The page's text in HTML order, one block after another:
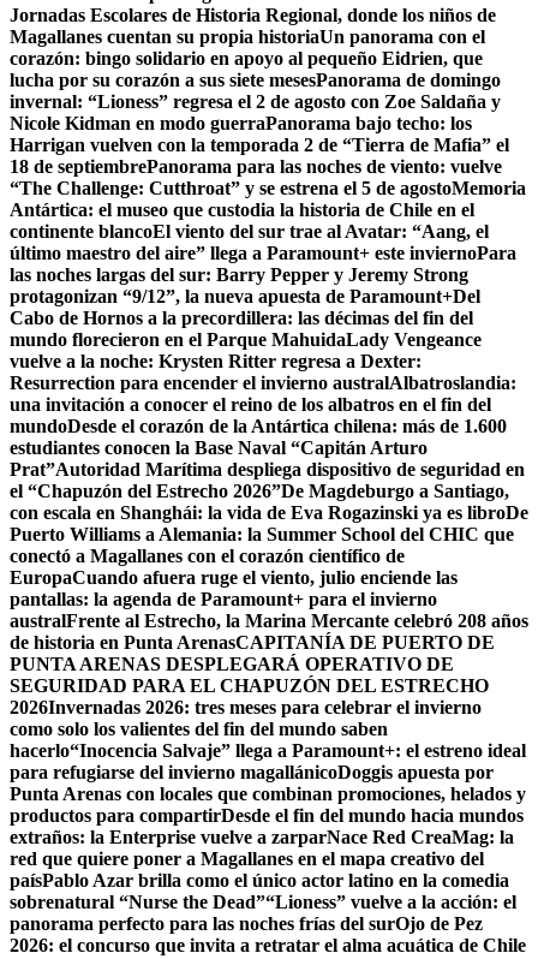
Jornadas Escolares de Historia Regional, donde los niños de
Magallanes cuentan su propia historiaUn panorama con el
corazón: bingo solidario en apoyo al pequeño Eidrien, que
lucha por su corazón a sus siete mesesPanorama de domingo
invernal: “Lioness” regresa el 2 de agosto con Zoe Saldaña y
Nicole Kidman en modo guerraPanorama bajo techo: los
Harrigan vuelven con la temporada 2 de “Tierra de Mafia” el
18 de septiembrePanorama para las noches de viento: vuelve
“The Challenge: Cutthroat” y se estrena el 5 de agostoMemoria
Antártica: el museo que custodia la historia de Chile en el
continente blancoEl viento del sur trae al Avatar: “Aang, el
último maestro del aire” llega a Paramount+ este inviernoPara
las noches largas del sur: Barry Pepper y Jeremy Strong
protagonizan “9/12”, la nueva apuesta de Paramount+Del
Cabo de Hornos a la precordillera: las décimas del fin del
mundo florecieron en el Parque MahuidaLady Vengeance
vuelve a la noche: Krysten Ritter regresa a Dexter:
Resurrection para encender el invierno australAlbatroslandia:
una invitación a conocer el reino de los albatros en el fin del
mundoDesde el corazón de la Antártica chilena: más de 1.600
estudiantes conocen la Base Naval “Capitán Arturo
Prat”Autoridad Marítima despliega dispositivo de seguridad en
el “Chapuzón del Estrecho 2026”De Magdeburgo a Santiago,
con escala en Shanghái: la vida de Eva Rogazinski ya es libroDe
Puerto Williams a Alemania: la Summer School del CHIC que
conectó a Magallanes con el corazón científico de
EuropaCuando afuera ruge el viento, julio enciende las
pantallas: la agenda de Paramount+ para el invierno
australFrente al Estrecho, la Marina Mercante celebró 208 años
de historia en Punta ArenasCAPITANÍA DE PUERTO DE
PUNTA ARENAS DESPLEGARÁ OPERATIVO DE
SEGURIDAD PARA EL CHAPUZÓN DEL ESTRECHO
2026Invernadas 2026: tres meses para celebrar el invierno
como solo los valientes del fin del mundo saben
hacerlo“Inocencia Salvaje” llega a Paramount+: el estreno ideal
para refugiarse del invierno magallánicoDoggis apuesta por
Punta Arenas con locales que combinan promociones, helados y
productos para compartirDesde el fin del mundo hacia mundos
extraños: la Enterprise vuelve a zarparNace Red CreaMag: la
red que quiere poner a Magallanes en el mapa creativo del
paísPablo Azar brilla como el único actor latino en la comedia
sobrenatural “Nurse the Dead”“Lioness” vuelve a la acción: el
panorama perfecto para las noches frías del surOjo de Pez
2026: el concurso que invita a retratar el alma acuática de Chile